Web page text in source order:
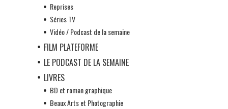
Reprises
Séries TV
Vidéo / Podcast de la semaine
FILM PLATEFORME
LE PODCAST DE LA SEMAINE
LIVRES
BD et roman graphique
Beaux Arts et Photographie